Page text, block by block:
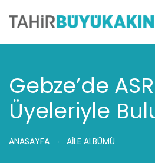
Gebze’de
Üyeleriyle
ANASAYFA AİLE ALBÜMÜ